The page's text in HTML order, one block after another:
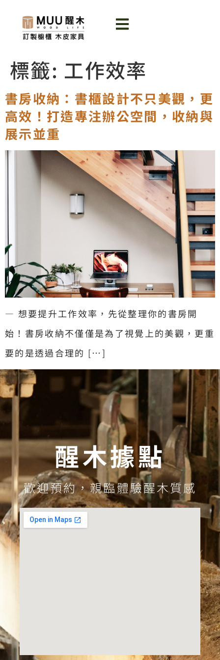
標籤: 工作效率
書房收納：書櫃設計不只美觀，更
高效！打造專注辦公空間，收納與
展示並重
— 想要提升工作效率，先從整理你的書房開
始！書房收納不僅僅是為了視覺上的美觀，更重
要的是透過合理的 […]
醒木據點
歡迎預約，親臨體驗醒木質感